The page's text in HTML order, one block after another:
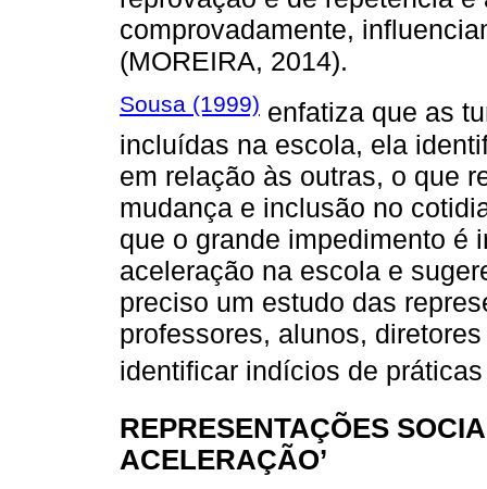
comprovadamente,
(MOREIRA, 2014).
Sousa (1999) enfatiza que as
incluídas na escola, ela
em relação às outras, o que
mudança e inclusão no
que o grande impedimento é
aceleração na escola e
preciso um estudo das
professores, alunos,
identificar indícios de
REPRESENTAÇÕES
ACELERAÇÃO’